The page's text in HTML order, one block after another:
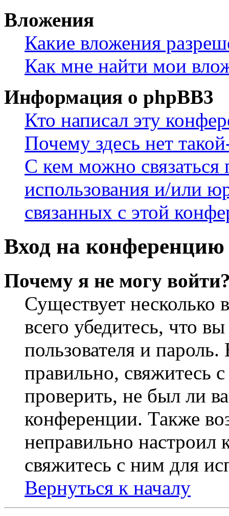
Вложения
Какие вложения
Как мне найти мои
Информация о phpBB3
Кто написал эту
Почему здесь нет
С кем можно связаться
использования и/или
связанных с этой
Вход на конференцию
Почему я не могу
Существует
всего убедитесь, что
пользователя и
правильно, свяжитесь
проверить, не был ли
конференции. Также
неправильно
свяжитесь с ним для
Вернуться к началу